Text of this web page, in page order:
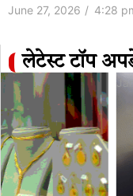
June 27, 2026 / 4:28
लेटेस्ट टॉप
Jansarokar Bharat